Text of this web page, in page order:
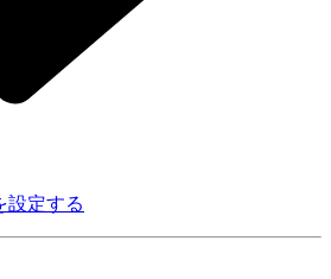
設定する